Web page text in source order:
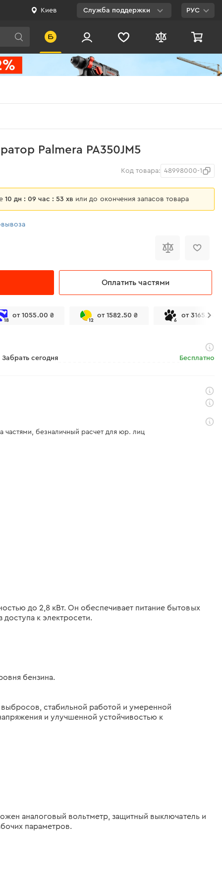
Киев Служба поддержки
0 800 200 500
РУС
Palmera PA350JМ5
Код товара: 48998000-1
10 дн : 09 час : 53 хв или до окончения запасов товара
Оплатить частями
18
от 1055.00 ₴
12
от 1582.50 ₴
6
от 3165.00 ₴
Забрать сегодня Бесплатно
частями, безналичный расчет для юр. лиц
до 2,8 кВт. Он обеспечивает питание бытовых
к электросети.
бензина.
стабильной работой и умеренной
и улучшенной устойчивостью к
аналоговый вольтметр, защитный выключатель и
параметров.